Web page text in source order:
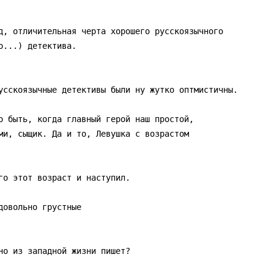
черта хорошего русскоязычного
детектива.
детективы были ну жутко оптмистичны.
быть, когда главный герой наш простой,
сыщик. Да и то, Левушка с возрастом
этот возраст и наступил.
грустные
из западной жизни пишет?